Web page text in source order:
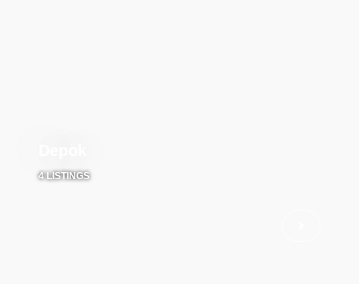
4 LISTINGS